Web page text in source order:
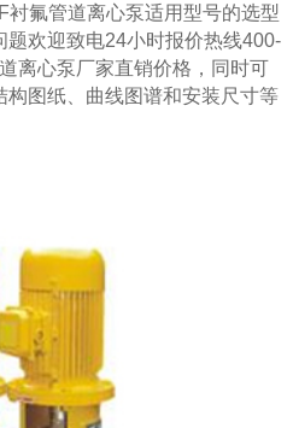
氟管道离心泵适用型号的选型
题欢迎致电24小时报价热线400-
离心泵厂家直销价格，同时可
图纸、曲线图谱和安装尺寸等